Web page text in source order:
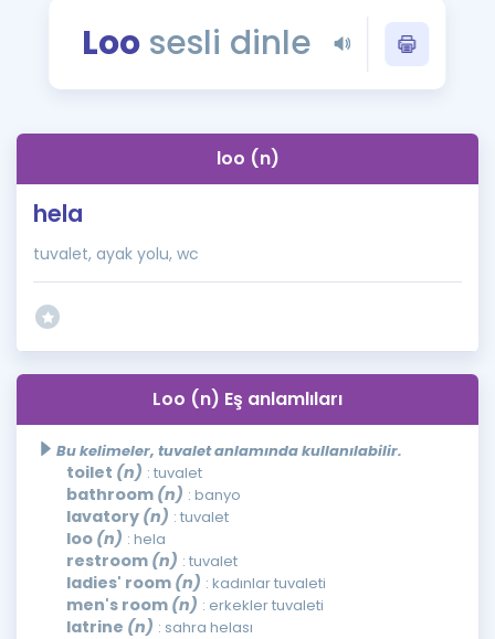
Blog
İngilizce Gramer
Loo sesli dinle
loo (n)
hela
tuvalet, ayak yolu, wc
Loo (n) Eş anlamlıları
Bu kelimeler, tuvalet anlamında kullanılabilir.
toilet (n) : tuvalet
bathroom (n) : banyo
lavatory (n) : tuvalet
loo (n) : hela
restroom (n) : tuvalet
ladies' room (n) : kadınlar tuvaleti
men's room (n) : erkekler tuvaleti
latrine (n) : sahra helası